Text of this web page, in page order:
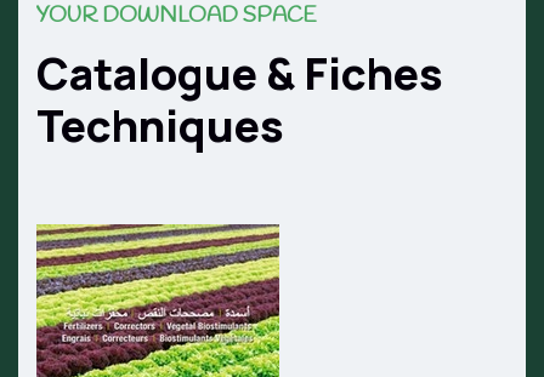
YOUR DOWNLOAD SPACE
Catalogue & Fiches
Techniques